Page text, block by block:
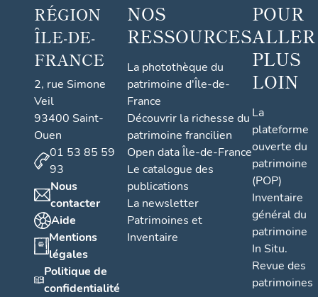
RÉGION
ÎLE-DE-
FRANCE
2, rue Simone
Veil
93400 Saint-
Ouen
01 53 85 59
93
Nous
contacter
Aide
Mentions
légales
Politique de
confidentialité
NOS
RESSOURCES
La photothèque du
patrimoine d'Île-de-
France
Découvrir la richesse du
patrimoine francilien
Open data Île-de-France
Le catalogue des
publications
La newsletter
Patrimoines et
Inventaire
POUR
ALLER
PLUS
LOIN
La
plateforme
ouverte du
patrimoine
(POP)
Inventaire
général du
patrimoine
In Situ.
Revue des
patrimoines